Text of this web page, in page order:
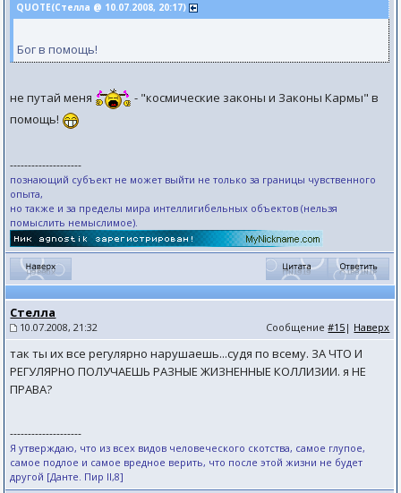
QUOTE(Стелла @ 10.07.2008, 20:17)
Бог в помощь!
не путай меня
- "космические законы и Законы Кармы" в
помощь!
--------------------
познающий субъект не может выйти не только за границы чувственного
опыта,
но также и за пределы мира интеллигибельных объектов (нельзя
помыслить немыслимое).
Стелла
10.07.2008, 21:32 Сообщение#15 | Наверх
так ты их все регулярно нарушаешь...судя по всему. ЗА ЧТО И
РЕГУЛЯРНО ПОЛУЧАЕШЬ РАЗНЫЕ ЖИЗНЕННЫЕ КОЛЛИЗИИ. я НЕ
ПРАВА?
--------------------
Я утверждаю, что из всех видов человеческого скотства, самое глупое,
самое подлое и самое вредное верить, что после этой жизни не будет
другой [Данте. Пир II,8]